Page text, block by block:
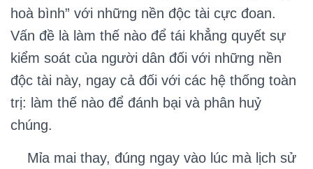
hoà bình” với những nền độc tài cực đoan.
Vấn đề là làm thế nào để tái khẳng quyết sự
kiểm soát của người dân đối với những nền
độc tài này, ngay cả đối với các hệ thống toàn
trị: làm thế nào để đánh bại và phân huỷ
chúng.
Mỉa mai thay, đúng ngay vào lúc mà lịch sử